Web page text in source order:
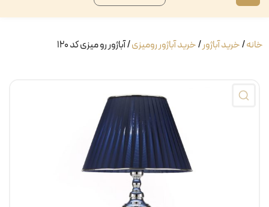
خانه/خرید آباژور/خرید آباژور رومیزی/ آباژور رو میزی کد ۱۲۰